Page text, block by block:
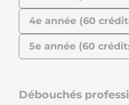
4e année (60
5e année (60
Débouchés